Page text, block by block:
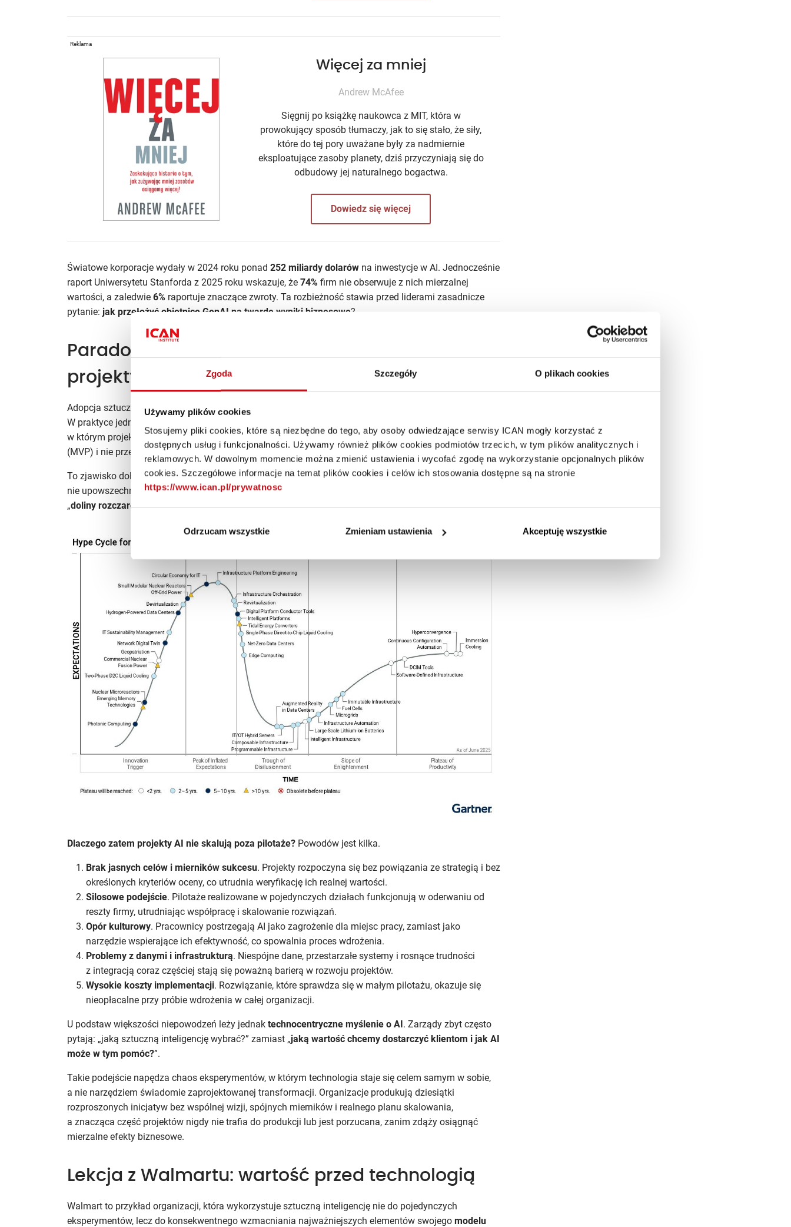
Zgoda Szczegóły O plikach cookies
Używamy plików cookies
Stosujemy pliki cookies, które są niezbędne do tego, aby osoby odwiedzające serwisy ICAN mogły korzystać z
dostępnych usług i funkcjonalności. Używamy również plików cookies podmiotów trzecich, w tym plików analitycznych i
reklamowych. W dowolnym momencie można zmienić ustawienia i wycofać zgodę na wykorzystanie opcjonalnych plików
cookies. Szczegółowe informacje na temat plików cookies i celów ich stosowania dostępne są na stronie
https://www.ican.pl/prywatnosc
Odrzucam wszystkie Zmieniam ustawienia Akceptuję wszystkie
Reklama
Więcej za mniej
Andrew McAfee
Sięgnij po książkę naukowca z MIT, która w
prowokujący sposób tłumaczy, jak to się stało, że siły,
które do tej pory uważane były za nadmiernie
eksploatujące zasoby planety, dziś przyczyniają się do
odbudowy jej naturalnego bogactwa.
Dowiedz się więcej
Światowe korporacje wydały w 2024 roku ponad 252 miliardy dolarów na inwestycje w AI. Jednocześnie
raport Uniwersytetu Stanforda z 2025 roku wskazuje, że 74% firm nie obserwuje z nich mierzalnej
wartości, a zaledwie 6% raportuje znaczące zwroty. Ta rozbieżność stawia przed liderami zasadnicze
pytanie: jak przełożyć obietnicę GenAI na twarde wyniki biznesowe?
Paradoks wzrostu inwestycji w AI: dlaczego
projekty grzęzną w „piekle pilotów”?
Adopcja sztucznej inteligencji stała się standardem w strategiach biznesowych większości branż.
W praktyce jednak wiele firm utknęło w
w którym projekty AI kończą się na poziomieProof of Concept (PoC) lubMinimum Viable Product
(MVP) i nie przechodzą do rzeczywistych wdrożeń.
To zjawisko dobrze wpisuje się w koncepcjęGartner Hype Cycle, według której innowacyjne technologie
nie upowszechniają się liniowo. Po okresie euforii i szczytu oczekiwań generatywna AI szybko trafia do
„doliny rozczarowania”, gdzie obietnice szybkich efektów zderzają się z ograniczeniami operacyjnymi.
Dlaczego zatem projekty AI nie skalują poza pilotaże? Powodów jest kilka.
Brak jasnych celów i mierników sukcesu. Projekty rozpoczyna się bez powiązania ze strategią i bez
określonych kryteriów oceny, co utrudnia weryfikację ich realnej wartości.
Silosowe podejście. Pilotaże realizowane w pojedynczych działach funkcjonują w oderwaniu od
reszty firmy, utrudniając współpracę i skalowanie rozwiązań.
Opór kulturowy. Pracownicy postrzegają AI jako zagrożenie dla miejsc pracy, zamiast jako
narzędzie wspierające ich efektywność, co spowalnia proces wdrożenia.
Problemy z danymi i infrastrukturą. Niespójne dane, przestarzałe systemy i rosnące trudności
z integracją coraz częściej stają się poważną barierą w rozwoju projektów.
Wysokie koszty implementacji. Rozwiązanie, które sprawdza się w małym pilotażu, okazuje się
nieopłacalne przy próbie wdrożenia w całej organizacji.
U podstaw większości niepowodzeń leży jednak technocentryczne myślenie o AI. Zarządy zbyt często
pytają: „jaką sztuczną inteligencję wybrać?” zamiast „jaką wartość chcemy dostarczyć klientom i jak AI
może w tym pomóc?”.
Takie podejście napędza chaos eksperymentów, w którym technologia staje się celem samym w sobie,
a nie narzędziem świadomie zaprojektowanej transformacji. Organizacje produkują dziesiątki
rozproszonych inicjatyw bez wspólnej wizji, spójnych mierników i realnego planu skalowania,
a znacząca część projektów nigdy nie trafia do produkcji lub jest porzucana, zanim zdąży osiągnąć
mierzalne efekty biznesowe.
Lekcja z Walmartu: wartość przed technologią
Walmart to przykład organizacji, która wykorzystuje sztuczną inteligencję nie do pojedynczych
eksperymentów, lecz do konsekwentnego wzmacniania najważniejszych elementów swojego modelu